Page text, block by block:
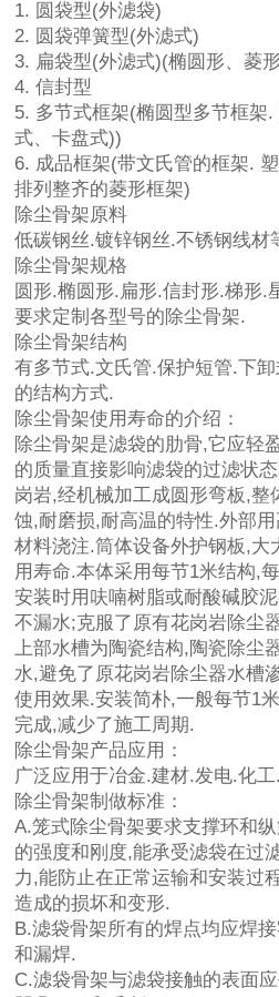
1. 圆袋型(外滤袋)
2. 圆袋弹簧型(外滤式)
3. 扁袋型(外滤式)(椭圆形、菱
4. 信封型
5. 多节式框架(椭圆型多节框架
式、卡盘式))
6. 成品框架(带文氏管的框架.
排列整齐的菱形框架)
除尘骨架原料
低碳钢丝.镀锌钢丝.不锈钢线材
除尘骨架规格
圆形.椭圆形.扁形.信封形.梯形.
要求定制各型号的除尘骨架.
除尘骨架结构
有多节式.文氏管.保护短管.下
的结构方式.
除尘骨架使用寿命的介绍：
除尘骨架是滤袋的肋骨,它应轻
的质量直接影响滤袋的过滤状
岗岩,经机械加工成圆形弯板,整
蚀,耐磨损,耐高温的特性.外部
材料浇注.筒体设备外护钢板,大
用寿命.本体采用每节1米结构,
安装时用呋喃树脂或耐酸碱胶
不漏水;克服了原有花岗岩除尘
上部水槽为陶瓷结构,陶瓷除尘
水,避免了原花岗岩除尘器水槽
使用效果.安装简朴,一般每节1
完成,减少了施工周期.
除尘骨架产品应用：
广泛应用于冶金.建材.发电.化
除尘骨架制做标准：
A.笼式除尘骨架要求支撑环和
的强度和刚度,能承受滤袋在过
力,能防止在正常运输和安装过
造成的损坏和变形.
B.滤袋骨架所有的焊点均应焊
和漏焊.
C.滤袋骨架与滤袋接触的表面